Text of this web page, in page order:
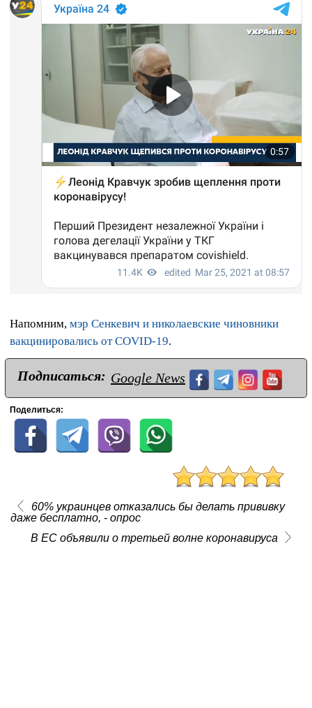
Напомним, мэр Сенкевич и николаевские чиновники
вакцинировались от COVID-19.
Подписаться: Google News
Поделиться:
60% украинцев отказались бы делать прививку
даже бесплатно, - опрос
В ЕС объявили о третьей волне коронавируса